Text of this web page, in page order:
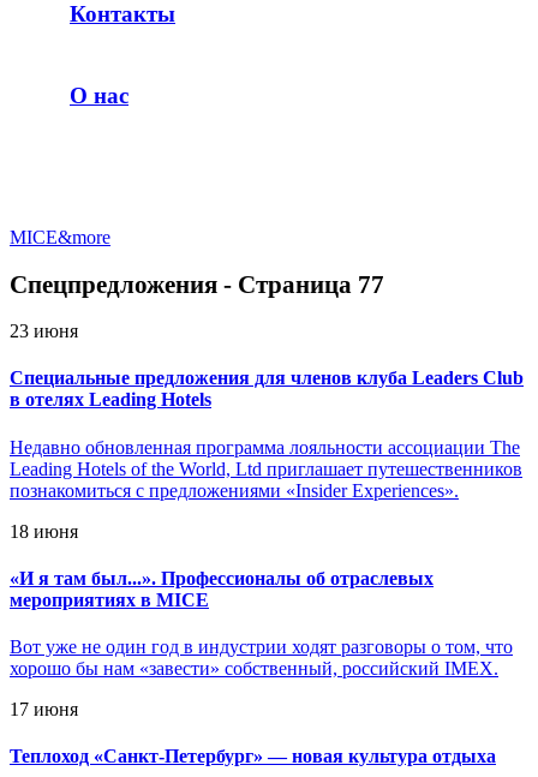
Контакты
О нас
MICE&more
Спецпредложения - Страница 77
23 июня
Специальные предложения для членов клуба Leaders Club
в отелях Leading Hotels
Недавно обновленная программа лояльности ассоциации The
Leading Hotels of the World, Ltd приглашает путешественников
познакомиться с предложениями «Insider Experiences».
18 июня
«И я там был...». Профессионалы об отраслевых
мероприятиях в MICE
Вот уже не один год в индустрии ходят разговоры о том, что
хорошо бы нам «завести» собственный, российский IMEX.
17 июня
Теплоход «Санкт-Петербург» — новая культура отдыха